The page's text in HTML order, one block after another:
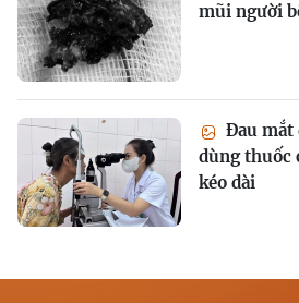
mũi người
Đau mắt
dùng thuốc
kéo dài